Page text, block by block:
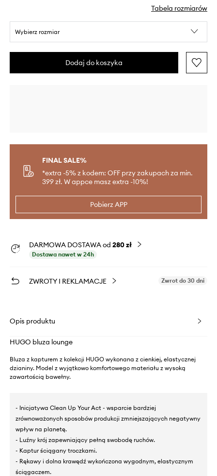
Tabela rozmiarów
Wybierz rozmiar
Dodaj do koszyka
FINAL SALE%
*extra -5% z kodem: OFF przy zakupach za min.
399 zł. W appce masz extra -10%!
Pobierz APP
DARMOWA DOSTAWA od 280 zł
Dostawa nawet w 24h
ZWROTY I REKLAMACJE Zwrot do 30 dni
Opis produktu
HUGO bluza lounge
Bluza z kapturem z kolekcji HUGO wykonana z cienkiej, elastycznej
dzianiny. Model z wyjątkowo komfortowego materiału z wysoką
zawartością bawełny.
- Inicjatywa Clean Up Your Act - wsparcie bardziej
zrównoważonych sposobów produkcji zmniejszających negatywny
wpływ na planetę.
- Luźny krój zapewniający pełną swobodę ruchów.
- Kaptur ściągany troczkami.
- Rękawy i dolna krawędź wykończona wygodnym, elastycznym
ściągaczem.